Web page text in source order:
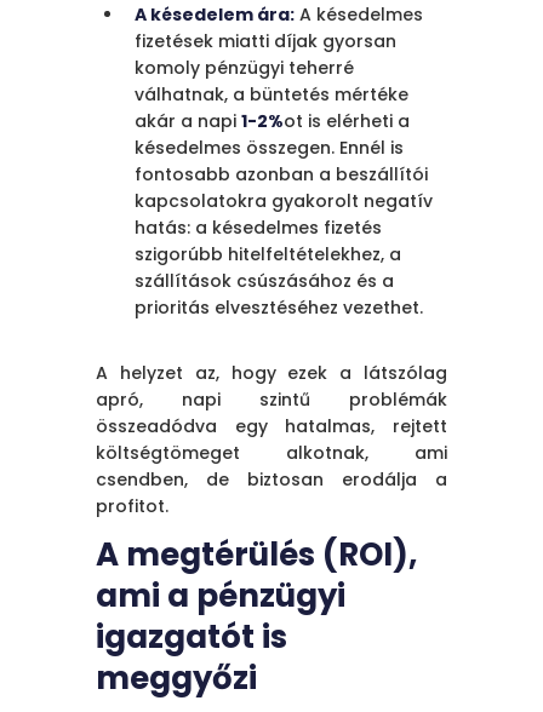
A késedelem ára: A késedelmes
fizetések miatti díjak gyorsan
komoly pénzügyi teherré
válhatnak, a büntetés mértéke
akár a napi 1-2%ot is elérheti a
késedelmes összegen. Ennél is
fontosabb azonban a beszállítói
kapcsolatokra gyakorolt negatív
hatás: a késedelmes fizetés
szigorúbb hitelfeltételekhez, a
szállítások csúszásához és a
prioritás elvesztéséhez vezethet.
A helyzet az, hogy ezek a látszólag
apró, napi szintű problémák
összeadódva egy hatalmas, rejtett
költségtömeget alkotnak, ami
csendben, de biztosan erodálja a
profitot.
A megtérülés (ROI),
ami a pénzügyi
igazgatót is
meggyőzi